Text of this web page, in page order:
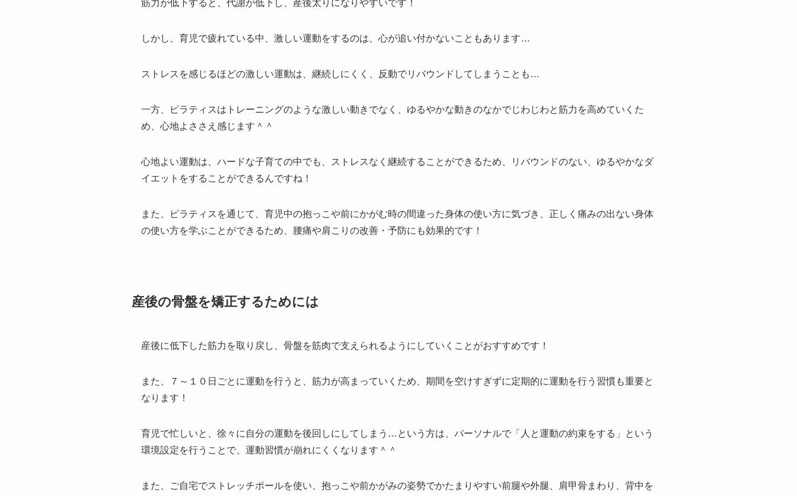
筋力が低下すると、代謝が低下し、産後太りになりやすいです！
しかし、育児で疲れている中、激しい運動をするのは、心が追い付かないこともあります…
ストレスを感じるほどの激しい運動は、継続しにくく、反動でリバウンドしてしまうことも…
一方、ピラティスはトレーニングのような激しい動きでなく、ゆるやかな動きのなかでじわじわと筋力を高めていくた
め、心地よささえ感じます＾＾
心地よい運動は、ハードな子育ての中でも、ストレスなく継続することができるため、リバウンドのない、ゆるやかなダ
イエットをすることができるんですね！
また、ピラティスを通じて、育児中の抱っこや前にかがむ時の間違った身体の使い方に気づき、正しく痛みの出ない身体
の使い方を学ぶことができるため、腰痛や肩こりの改善・予防にも効果的です！
産後の骨盤を矯正するためには
産後に低下した筋力を取り戻し、骨盤を筋肉で支えられるようにしていくことがおすすめです！
また、７～１０日ごとに運動を行うと、筋力が高まっていくため、期間を空けすぎずに定期的に運動を行う習慣も重要と
なります！
育児で忙しいと、徐々に自分の運動を後回しにしてしまう…という方は、パーソナルで「人と運動の約束をする」という
環境設定を行うことで、運動習慣が崩れにくくなります＾＾
また、ご自宅でストレッチポールを使い、抱っこや前かがみの姿勢でかたまりやすい前腿や外腿、肩甲骨まわり、背中を